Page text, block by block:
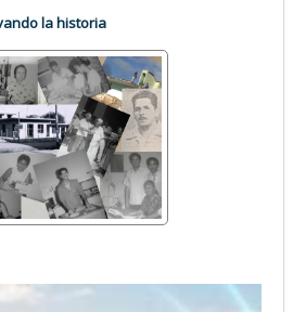
la historia